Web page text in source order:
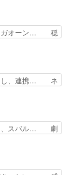
プリキュア、
ルが全て戻っ
ーー… ユキが
は… 」をバン
ガ… 手を差し伸
… 娘(7)と見た
のクリスマス
世界～ぬこ
オガオーン… 穏
。中… プリキ
ィ… 狼の王は
年… 新年を迎え
… 死んだ仲間を
の出見る場面
のキッズは面
なし、連携… ネ
絵も… わんぷ
と… 正体それ
っ… 狼に同情で
… アニマルタウ
ウの正体がが
の正体バレが
て、スバル… 劇
。「… 鏡石
いさ… 本編
集大成… ガオウ